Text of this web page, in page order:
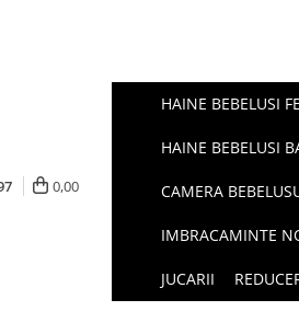
0,00
HAINE BEBELUSI
HAINE BEBELUSI
CAMERA
IMBRACAMINTE
JUCARII